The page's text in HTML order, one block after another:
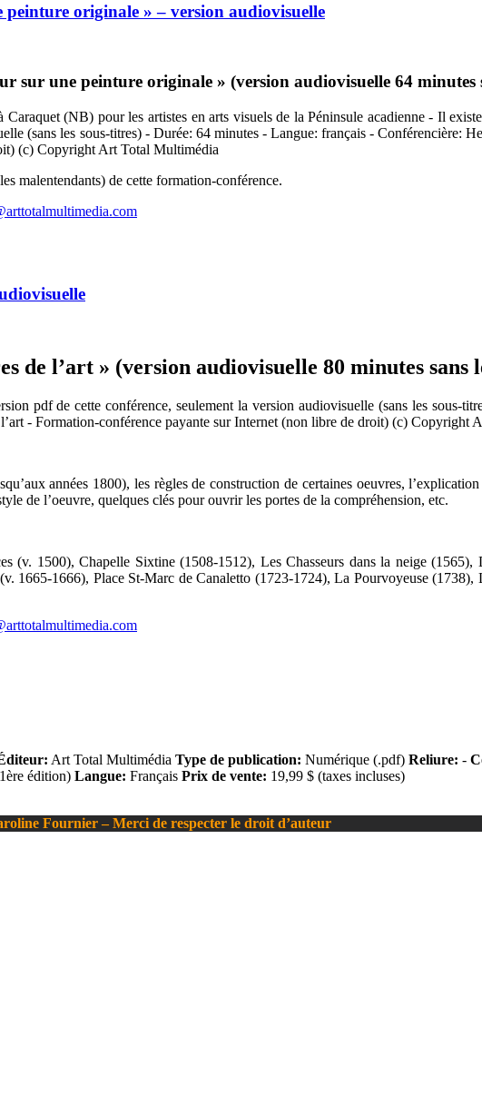
originale » – version audiovisuelle
sur une peinture originale » (version audiovisuelle 64 minutes
(NB) pour les artistes en arts visuels de la Péninsule acadienne - Il
(sans les sous-titres) - Durée: 64 minutes - Langue: français - Conférencière:
(c) Copyright Art Total Multimédia
malentendants) de cette formation-conférence.
de l’art » (version audiovisuelle 80 minutes sans
pdf de cette conférence, seulement la version audiovisuelle (sans les sous-
- Formation-conférence payante sur Internet (non libre de droit) (c) Copyright
années 1800), les règles de construction de certaines oeuvres,
de l’oeuvre, quelques clés pour ouvrir les portes de la compréhension, etc.
1500), Chapelle Sixtine (1508-1512), Les Chasseurs dans la neige
1665-1666), Place St-Marc de Canaletto (1723-1724), La Pourvoyeuse (1738),
Art Total Multimédia Type de publication: Numérique (.pdf) Reliure: -
édition) Langue: Français Prix de vente: 19,99 $ (taxes incluses)
Fournier – Merci de respecter le droit d’auteur